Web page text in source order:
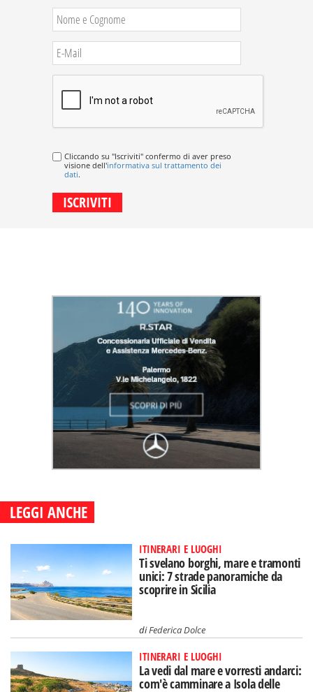
Cliccando su "Iscriviti" confermo di aver preso
visione dell'informativa sul trattamento dei
dati.
LEGGI ANCHE
ITINERARI E LUOGHI
Ti svelano borghi, mare e tramonti
unici: 7 strade panoramiche da
scoprire in Sicilia
diFederica Dolce
ITINERARI E LUOGHI
La vedi dal mare e vorresti andarci:
com'è camminare a Isola delle